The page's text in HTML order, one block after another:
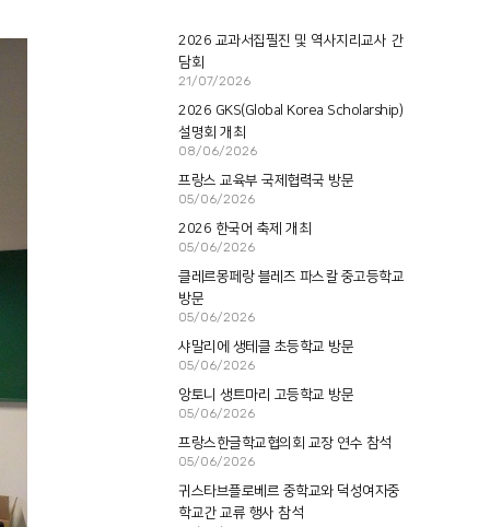
2026 교과서집필진 및 역사지리교사 간
담회
21/07/2026
2026 GKS(Global Korea Scholarship)
설명회 개최
08/06/2026
프랑스 교육부 국제협력국 방문
05/06/2026
2026 한국어 축제 개최
05/06/2026
클레르몽페랑 블레즈 파스칼 중고등학교
방문
05/06/2026
샤말리에 생테클 초등학교 방문
05/06/2026
앙토니 생트마리 고등학교 방문
05/06/2026
프랑스한글학교협의회 교장 연수 참석
05/06/2026
귀스타브플로베르 중학교와 덕성여자중
학교간 교류 행사 참석